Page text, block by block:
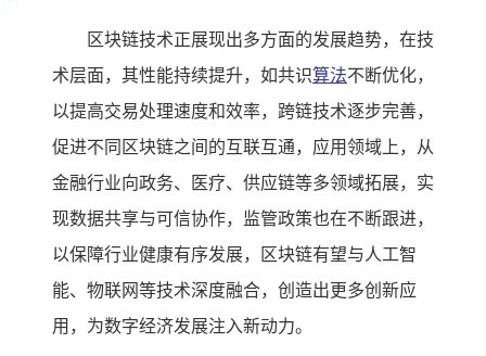
区块链技术正展现出多方面的发展趋势，在技
术层面，其性能持续提升，如共识算法不断优化，
以提高交易处理速度和效率，跨链技术逐步完善，
促进不同区块链之间的互联互通，应用领域上，从
金融行业向政务、医疗、供应链等多领域拓展，实
现数据共享与可信协作，监管政策也在不断跟进，
以保障行业健康有序发展，区块链有望与人工智
能、物联网等技术深度融合，创造出更多创新应
用，为数字经济发展注入新动力。